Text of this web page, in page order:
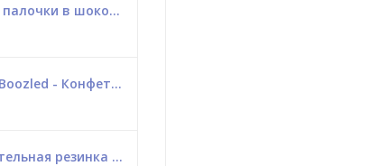
Pocky палочки в шоколаде клубника
Bean Boozled - Конфеты с разными вкусами (пакет)
Жевательная резинка Love is, микс